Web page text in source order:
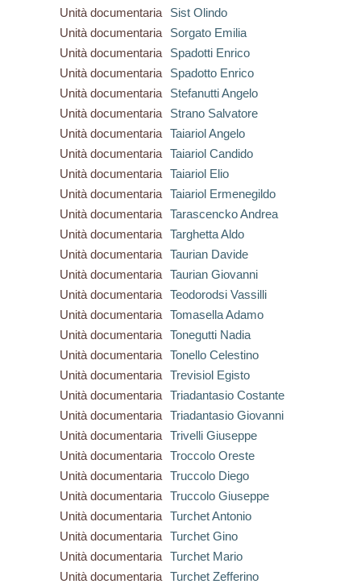
Unità documentaria
Sist Olindo
Unità documentaria
Sorgato Emilia
Unità documentaria
Spadotti Enrico
Unità documentaria
Spadotto Enrico
Unità documentaria
Stefanutti Angelo
Unità documentaria
Strano Salvatore
Unità documentaria
Taiariol Angelo
Unità documentaria
Taiariol Candido
Unità documentaria
Taiariol Elio
Unità documentaria
Taiariol Ermenegildo
Unità documentaria
Tarascencko Andrea
Unità documentaria
Targhetta Aldo
Unità documentaria
Taurian Davide
Unità documentaria
Taurian Giovanni
Unità documentaria
Teodorodsi Vassilli
Unità documentaria
Tomasella Adamo
Unità documentaria
Tonegutti Nadia
Unità documentaria
Tonello Celestino
Unità documentaria
Trevisiol Egisto
Unità documentaria
Triadantasio Costante
Unità documentaria
Triadantasio Giovanni
Unità documentaria
Trivelli Giuseppe
Unità documentaria
Troccolo Oreste
Unità documentaria
Truccolo Diego
Unità documentaria
Truccolo Giuseppe
Unità documentaria
Turchet Antonio
Unità documentaria
Turchet Gino
Unità documentaria
Turchet Mario
Unità documentaria
Turchet Zefferino